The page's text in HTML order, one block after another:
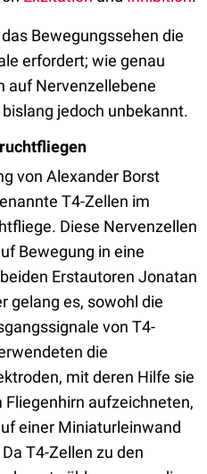
Bewegungssehen die
erfordert; wie genau
auf Nervenzellebene
jedoch unbekannt.
von Alexander Borst
T4-Zellen im
Diese Nervenzellen
Bewegung in eine
Erstautoren Jonatan
gelang es, sowohl die
von T4-
die
mit deren Hilfe sie
aufzeichneten,
einer Miniaturleinwand
T4-Zellen zu den